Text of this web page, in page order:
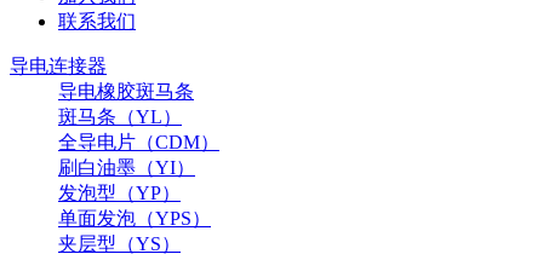
联系我们
导电连接器
导电橡胶斑马条
斑马条（YL）
全导电片（CDM）
刷白油墨（YI）
发泡型（YP）
单面发泡（YPS）
夹层型（YS）